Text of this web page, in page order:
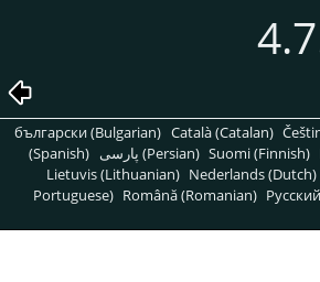
български (Bulgarian) Català (Catalan)
(Spanish)
پارسی (Persian) Suomi (Finnish)
Lietuvis (Lithuanian) Nederlands (Dutch)
Portuguese) Română (Romanian)